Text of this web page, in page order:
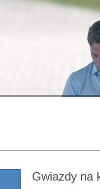
Gwiazdy na